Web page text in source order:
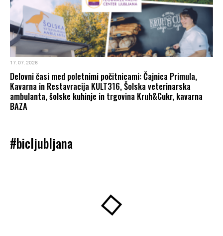
17. 07. 2026
Delovni časi med poletnimi počitnicami: Čajnica Primula,
Kavarna in Restavracija KULT316, Šolska veterinarska
ambulanta, šolske kuhinje in trgovina Kruh&Cukr, kavarna
BAZA
#bicljubljana